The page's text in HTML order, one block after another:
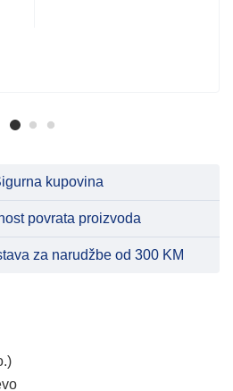
kupovina
povrata proizvoda
za narudžbe od 300 KM